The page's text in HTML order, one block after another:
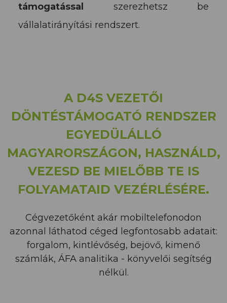
támogatással
szerezhetsz be
vállalatirányítási rendszert.
A D4S VEZETŐI
DÖNTÉSTÁMOGATÓ RENDSZER
EGYEDÜLÁLLÓ
MAGYARORSZÁGON, HASZNÁLD,
VEZESD BE MIELŐBB TE IS
FOLYAMATAID VEZÉRLÉSÉRE.
Cégvezetőként akár mobiltelefonodon
azonnal láthatod céged legfontosabb adatait:
forgalom, kintlévőség, bejövő, kimenő
számlák, ÁFA analitika - könyvelői segítség
nélkül.